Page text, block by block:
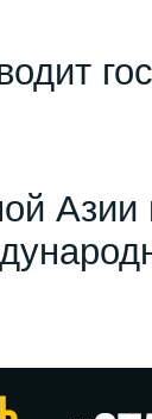
Азии